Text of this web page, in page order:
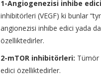
1-Angiogenezisi inhibe
inhibitörleri (VEGF) ki bunlar
angionezisi inhibe edici yada
özelliktedirler.
2-mTOR inhibitörleri: Tümör
edici özelliktedirler.